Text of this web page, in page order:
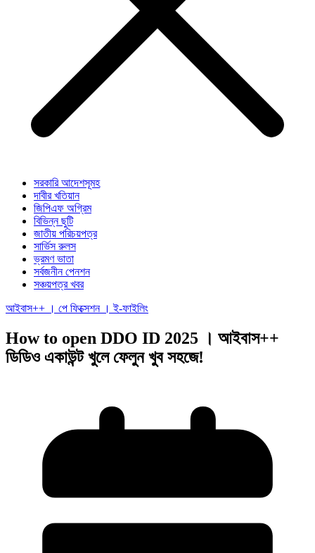
সরকারি আদেশসূমহ
দাবীর খতিয়ান
জিপিএফ অগ্রিম
বিভিন্ন ছুটি
জাতীয় পরিচয়পত্র
সার্ভিস রুলস
ভ্রমণ ভাতা
সর্বজনীন পেনশন
সঞ্চয়পত্র খবর
আইবাস++ । পে ফিক্সেশন । ই-ফাইলিং
How to open DDO ID 2025 । আইবাস++
ডিডিও একাউন্ট খুলে ফেলুন খুব সহজে!